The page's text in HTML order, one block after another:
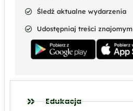
Śledź aktualne wydarzenia
Udostępniaj treści znajomym
Edukacja